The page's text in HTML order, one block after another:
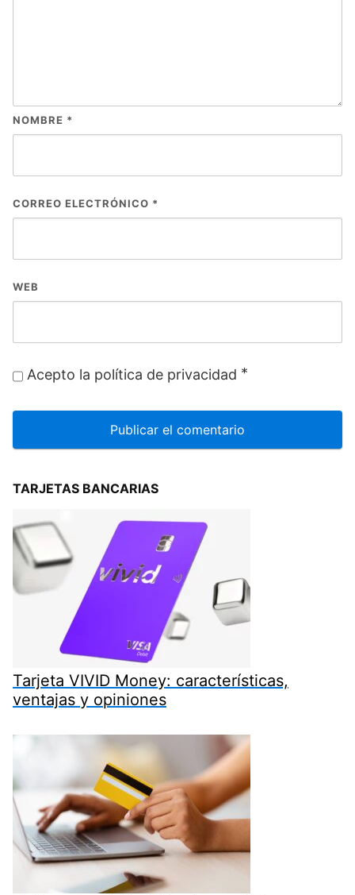
NOMBRE *
CORREO ELECTRÓNICO *
WEB
Acepto la política de privacidad *
TARJETAS BANCARIAS
Tarjeta VIVID Money: características,
ventajas y opiniones